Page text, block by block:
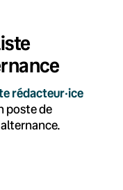
rédacteur·ice
poste de